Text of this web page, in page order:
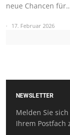
neue Chancen
17. Februar 2026
NEWSLETTER
Melden Sie
Ihrem Postfach